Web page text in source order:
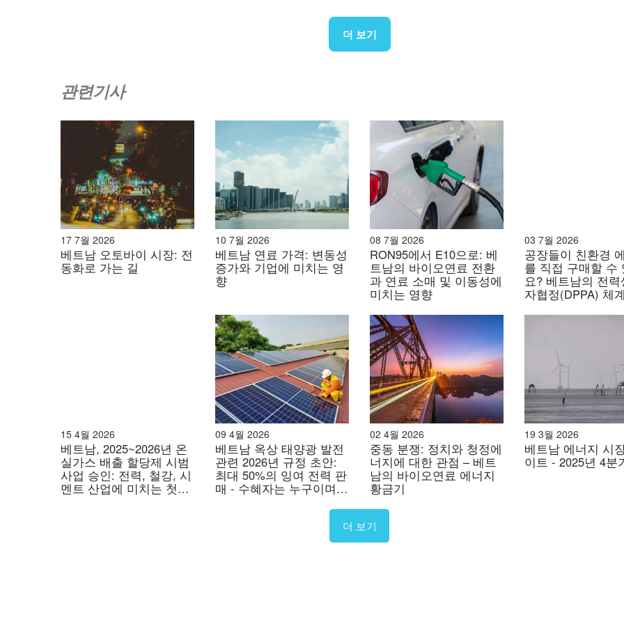
원천:EVN
또한 베트남은 국제 협약에 따라 COP26에서 탄소 순배출량 제로를 달성하기로 약속했으며, 이는 전 세계적인
석 연료 배출로부터 분리할 수 있는 기회를 제공합니다. 재생 에너지(태양광, 풍력, 수력)와 함께 원자력은 에너
스를 다변화하고 석탄 의존도를 줄이며 보다 원활하고 지속 가능한 에너지 전환을 지원할 수 있습니다.
베트남의 원자력 에너지
베트남은 1990년대 중반에 원자력 발전을 본격적으로 검토하기 시작했으며, 2009년에는 베트남전력그룹
베트남 중남부 닌투안성에 원자력 발전소 두 곳을 건설하는 사업을 맡았습니다. 이 계획은 러시아가 참여하는
안 1호 원자력 발전소와 일본과 협력하는 닌투안 2호 원자력 발전소, 총 4,000MW 규모의 발전소 건설을 목표
습니다.[3].
그러나 2016년 11월 22일, 베트남 의회는 해당 계획을 무기한 중단하는 결의안을 채택했습니다. 중단 이유
제적 제약, 안전 문제, 높은 투자 비용, 그리고 당시 세계 에너지 시장의 변화 등이 있었습니다.[4].
젝트 재개를 만장일치로 승인하는 결의안을 통과시켰습니다. 이와 동시에 전력법이 개정되어 국가 전력 계획
력 발전이 다시 포함되었습니다.[5].
이후, 정부는 2025년 2월 5일, 2030년까지의 원자력 개발 및 활용에 관한 종합 계획을 승인하고, 2050년까지
전을 제시했습니다. 이 계획은 원자력 에너지 보급을 지원하기 위한 필수적인 법률, 제도, 연구, 인적 자원 및
체계를 구축하는 것을 목표로 합니다.[6].
원자력 에너지 프로젝트에 대한 최근 업데이트
두 원자력 발전소 건설 책임은 국영 기업에 맡겨졌습니다. 베트남전력그룹(EVN)은 닌투안 1호기의 주요 투자
페트로베트남(PVN)은 닌투안 2호기를 담당합니다. 이 발전소들은 과거 닌투안성이었던 지역의 중부 해안 지
설될 예정이며, 행정 구역 개편 이후 이 지역은 현재 칸화성에 속합니다.
더 보기
관련기사
17 7월 2026
베트남 오토바이 시장: 전
동화로 가는 길
10 7월 2026
베트남 연료 가격: 변동성
증가와 기업에 미치는 영
향
08 7월 2026
RON95에서 E10으로: 베
트남의 바이오연료 전환
과 연료 소매 및 이동성에
미치는 영향
03 7월 2026
공장들이 친환경
를 직접 구매할 수
요? 베트남의 전력
자협정(DPPA) 체
15 4월 2026
베트남, 2025~2026년 온
실가스 배출 할당제 시범
사업 승인: 전력, 철강, 시
멘트 산업에 미치는 첫해
09 4월 2026
베트남 옥상 태양광 발전
관련 2026년 규정 초안:
최대 50%의 잉여 전력 판
매 - 수혜자는 누구이며,
02 4월 2026
중동 분쟁: 정치와 청정에
너지에 대한 관점 – 베트
남의 바이오연료 에너지
황금기
19 3월 2026
베트남 에너지 시
이트 - 2025년 4분
더 보기